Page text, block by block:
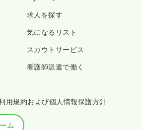
求人を探す
気になるリスト
スカウトサービス
看護師派遣で働く
用規約および個人情報保護方針
ム